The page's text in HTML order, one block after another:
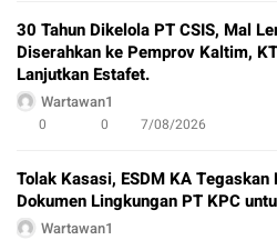
30 Tahun Dikelola PT CSIS, Mal
Diserahkan ke Pemprov Kaltim,
Lanjutkan Estafet.
Wartawan1
0 0 7/08/2026
Tolak Kasasi, ESDM KA Tegaskan
Dokumen Lingkungan PT KPC
Wartawan1